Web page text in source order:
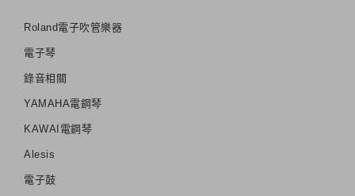
Roland電子吹管樂器
電子琴
錄音相關
YAMAHA電鋼琴
KAWAI電鋼琴
Alesis
電子鼓